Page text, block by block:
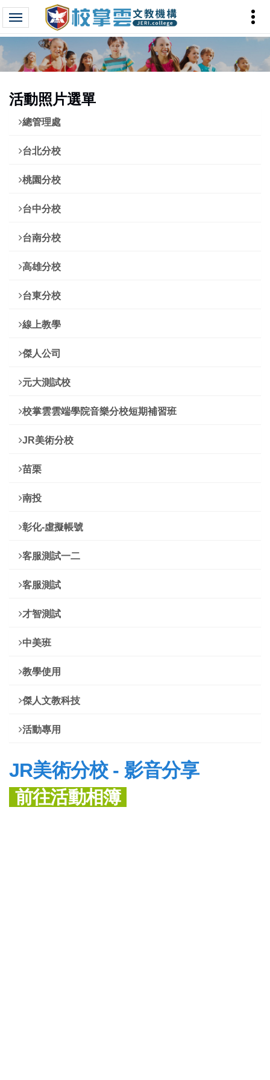
活動照片選單
總管理處
台北分校
桃園分校
台中分校
台南分校
高雄分校
台東分校
線上教學
傑人公司
元大測試校
校掌雲雲端學院音樂分校短期補習班
JR美術分校
苗栗
南投
彰化-虛擬帳號
客服測試一二
客服測試
才智測試
中美班
教學使用
傑人文教科技
活動專用
JR美術分校 - 影音分享
前往活動相簿